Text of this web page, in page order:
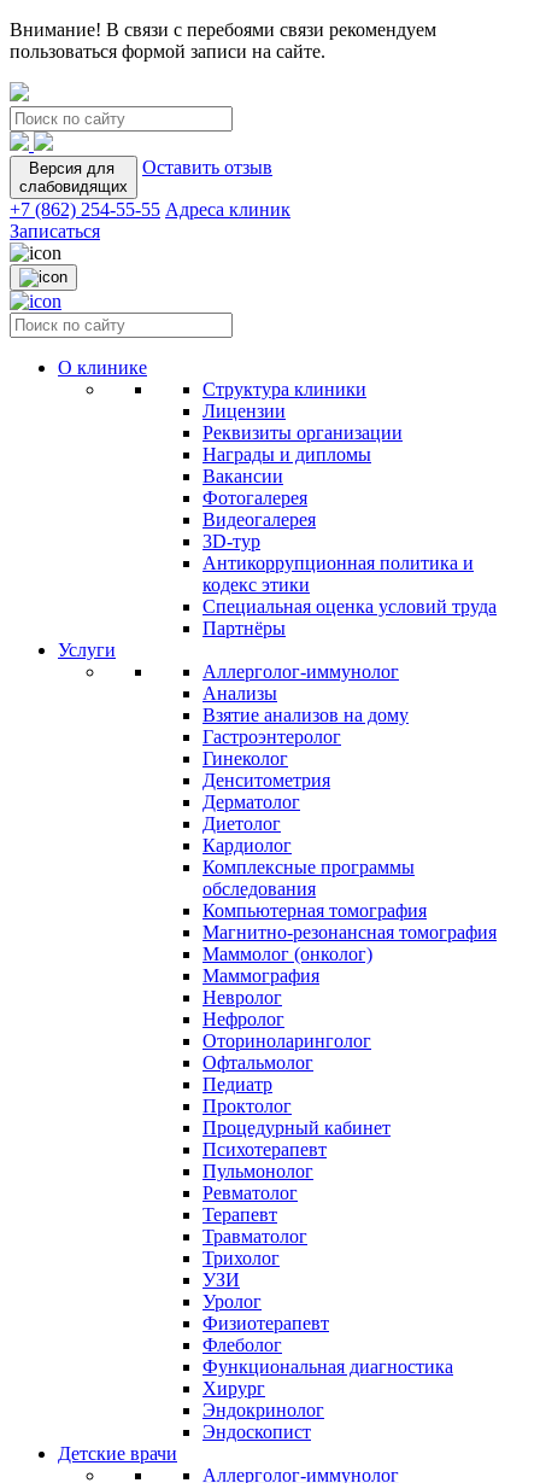
Внимание! В связи с перебоями связи рекомендуем
пользоваться формой записи на сайте.
Версия для
слабовидящих
Оставить отзыв
+7 (862) 254-55-55 Адреса клиник
Записаться
О клинике
Структура клиники
Лицензии
Реквизиты организации
Награды и дипломы
Вакансии
Фотогалерея
Видеогалерея
3D-тур
Антикоррупционная политика и
кодекс этики
Специальная оценка условий труда
Партнёры
Услуги
Аллерголог-иммунолог
Анализы
Взятие анализов на дому
Гастроэнтеролог
Гинеколог
Денситометрия
Дерматолог
Диетолог
Кардиолог
Комплексные программы
обследования
Компьютерная томография
Магнитно-резонансная томография
Маммолог (онколог)
Маммография
Невролог
Нефролог
Оториноларинголог
Офтальмолог
Педиатр
Проктолог
Процедурный кабинет
Психотерапевт
Пульмонолог
Ревматолог
Терапевт
Травматолог
Трихолог
УЗИ
Уролог
Физиотерапевт
Флеболог
Функциональная диагностика
Хирург
Эндокринолог
Эндоскопист
Детские врачи
Аллерголог-иммунолог